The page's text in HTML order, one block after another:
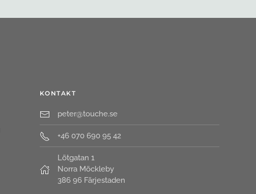
KONTAKT
peter@touche.se
+46 070 690 95 42
Lötgatan 1
Norra Möckleby
386 96 Färjestaden